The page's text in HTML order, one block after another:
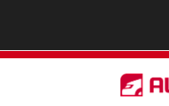
Hoppa
till
Hoppa
till